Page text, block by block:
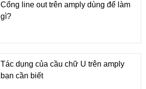
Cổng line out trên amply dùng để làm
gì?
Tác dụng của cầu chữ U trên amply
bạn cần biết